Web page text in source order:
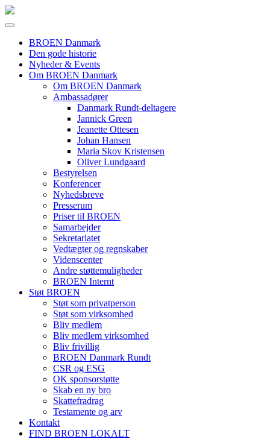
BROEN Danmark
Den gode historie
Nyheder & Events
Om BROEN Danmark
Om BROEN Danmark
Ambassadører
Danmark Rundt-deltagere
Jannick Green
Jeanette Ottesen
Johan Hansen
Maria Skov Kristensen
Oliver Lundgaard
Bestyrelsen
Konferencer
Nyhedsbreve
Presserum
Priser til BROEN
Samarbejder
Sekretariatet
Vedtægter og regnskaber
Videnscenter
Andre støttemuligheder
BROEN Internt
Støt BROEN
Støt som privatperson
Støt som virksomhed
Bliv medlem
Bliv medlem virksomhed
Bliv frivillig
BROEN Danmark Rundt
CSR og ESG
OK sponsorstøtte
Skab en ny bro
Skattefradrag
Testamente og arv
Kontakt
FIND BROEN LOKALT